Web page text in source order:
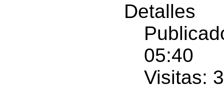
Detalles
05:40
Visitas: